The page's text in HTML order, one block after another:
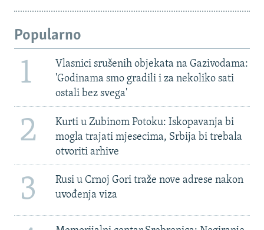
Popularno
1
Vlasnici srušenih objekata na Gazivodama:
'Godinama smo gradili i za nekoliko sati
ostali bez svega'
2
Kurti u Zubinom Potoku: Iskopavanja bi
mogla trajati mjesecima, Srbija bi trebala
otvoriti arhive
3
Rusi u Crnoj Gori traže nove adrese nakon
uvođenja viza